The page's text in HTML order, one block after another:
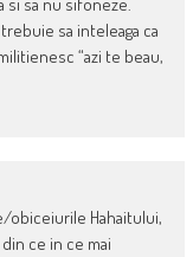
sa inteleaga ca
“azi te beau,
obiceiurile Hahaitului,
ce in ce mai